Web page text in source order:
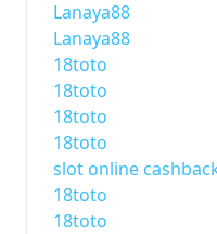
Lanaya88
Lanaya88
18toto
18toto
18toto
18toto
slot online
18toto
18toto